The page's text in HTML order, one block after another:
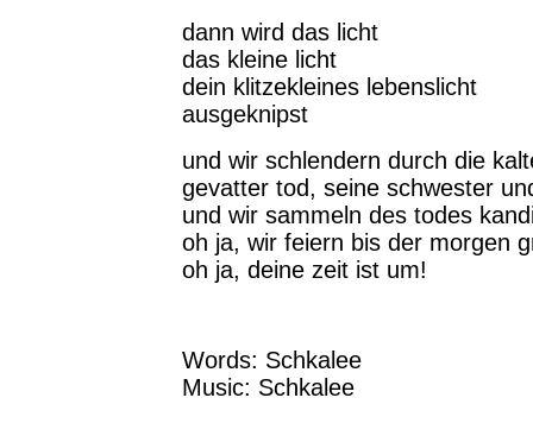
dann wird das licht
das kleine licht
dein klitzekleines lebenslicht
ausgeknipst
und wir schlendern durch die
gevatter tod, seine schwester
und wir sammeln des todes
oh ja, wir feiern bis der morgen
oh ja, deine zeit ist um!
Words: Schkalee
Music: Schkalee